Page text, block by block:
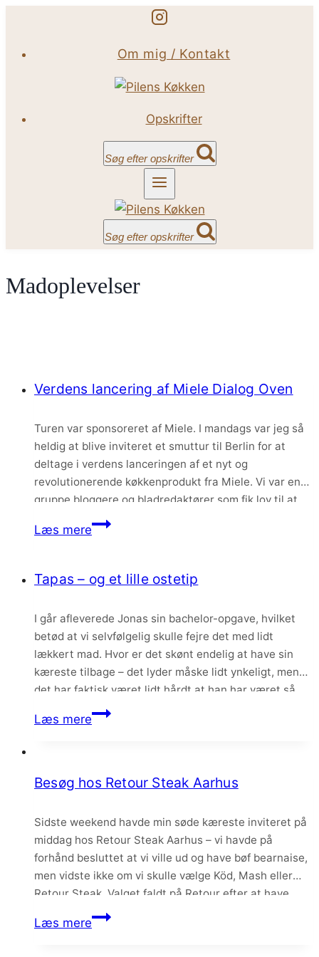
indhold
Om mig / Kontakt
Opskrifter
Søg efter opskrifter
Søg efter opskrifter
Madoplevelser
Verdens lancering af Miele Dialog Oven
Turen var sponsoreret af Miele. I mandags var jeg så
heldig at blive inviteret et smuttur til Berlin for at
deltage i verdens lanceringen af et nyt og
revolutionerende køkkenprodukt fra Miele. Vi var en
gruppe bloggere og bladredaktører som fik lov til at
overvære lanceringen og vi havde simpelthen den
hyggeligste dag i Berlin!…
Læs mereVerdens
Miele
Oven
Tapas – og et lille ostetip
I går afleverede Jonas sin bachelor-opgave, hvilket
betød at vi selvfølgelig skulle fejre det med lidt
lækkert mad. Hvor er det skønt endelig at have sin
kæreste tilbage – det lyder måske lidt ynkeligt, men
det har faktisk været lidt hårdt at han har været så
meget væk og siddet så meget med den opgave….
Læs mereTapas
lille
Besøg hos Retour Steak Aarhus
Sidste weekend havde min søde kæreste inviteret på
middag hos Retour Steak Aarhus – vi havde på
forhånd besluttet at vi ville ud og have bøf bearnaise,
men vidste ikke om vi skulle vælge Köd, Mash eller
Retour Steak. Valget faldt på Retour efter at have
tjekket menuen flere gange, og da de også praler…
Læs mereBesøg